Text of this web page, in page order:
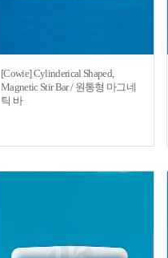
[Cowie] Cylinderical Shaped,
Magnetic Stir Bar / 원통형 마그네
틱 바